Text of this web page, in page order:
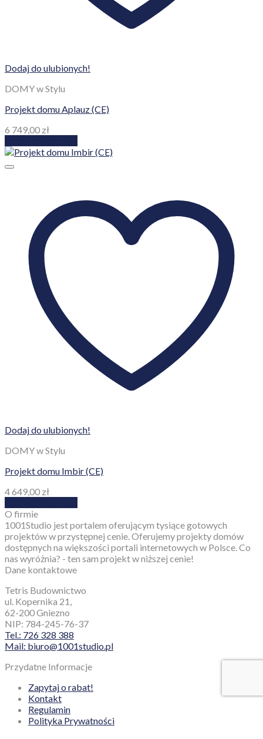
Dodaj do ulubionych!
DOMY w Stylu
Projekt domu Aplauz (CE)
6 749,00 zł
Dodaj do ulubionych!
DOMY w Stylu
Projekt domu Imbir (CE)
4 649,00 zł
O firmie
1001Studio jest portalem oferującym tysiące gotowych
projektów w przystępnej cenie. Oferujemy projekty domów
dostępnych na większości portali internetowych w Polsce. Co
nas wyróżnia? - ten sam projekt w niższej cenie!
Dane kontaktowe
Tetris Budownictwo
ul. Kopernika 21,
62-200 Gniezno
NIP: 784-245-76-37
Tel.: 726 328 388
Mail: biuro@1001studio.pl
Przydatne Informacje
Zapytaj o rabat!
Kontakt
Regulamin
Polityka Prywatności